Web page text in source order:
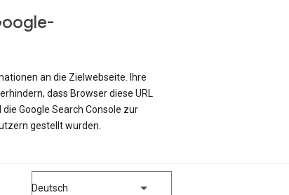
an die Zielwebseite. Ihre
dass Browser diese URL
Google Search Console zur
gestellt wurden.
Deutsch